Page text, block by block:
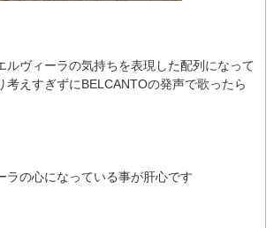
ルヴィーラの気持ちを表現した配列になって
考えすぎずにBELCANTOの発声で歌ったら
ラの心になっている事が肝心です